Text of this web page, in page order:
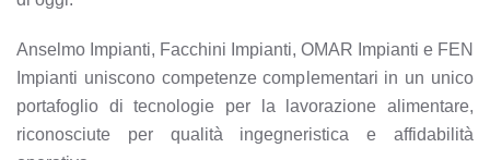
Anselmo Impianti, Facchini Impianti, OMAR Impianti e FEN
Impianti uniscono competenze complementari in un unico
portafoglio di tecnologie per la lavorazione alimentare,
riconosciute per qualità ingegneristica e affidabilità